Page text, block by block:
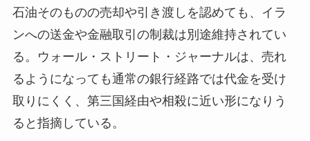
石油そのものの売却や引き渡しを認めても、イラ
ンへの送金や金融取引の制裁は別途維持されてい
る。ウォール・ストリート・ジャーナルは、売れ
るようになっても通常の銀行経路では代金を受け
取りにくく、第三国経由や相殺に近い形になりう
ると指摘している。